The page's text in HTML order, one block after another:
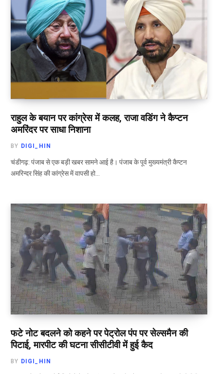
राहुल के बयान पर कांग्रेस में कलह, राजा वडिंग ने कैप्टन
अमरिंदर पर साधा निशाना
BY DIGI_HIN
चंडीगढ़: पंजाब से एक बड़ी खबर सामने आई है। पंजाब के पूर्व मुख्यमंत्री कैप्टन
अमरिन्दर सिंह की कांग्रेस में वापसी हो…
फटे नोट बदलने को कहने पर पेट्रोल पंप पर सेल्समैन की
पिटाई, मारपीट की घटना सीसीटीवी में हुई कैद
BY DIGI_HIN